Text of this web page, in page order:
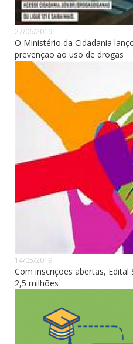
27/06/2019
O Ministério da Cidadania
prevenção ao uso de drogas
14/05/2019
Com inscrições abertas, Edital
2,5 milhões